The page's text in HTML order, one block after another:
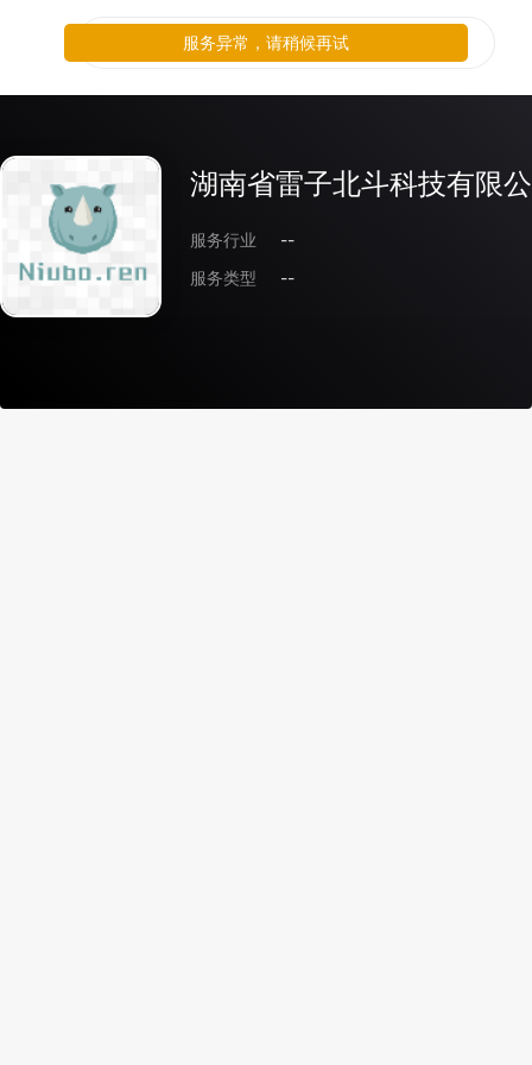
湖南省雷子北斗科技有限
服务行业
--
服务类型
--
服务异常，请稍候再试